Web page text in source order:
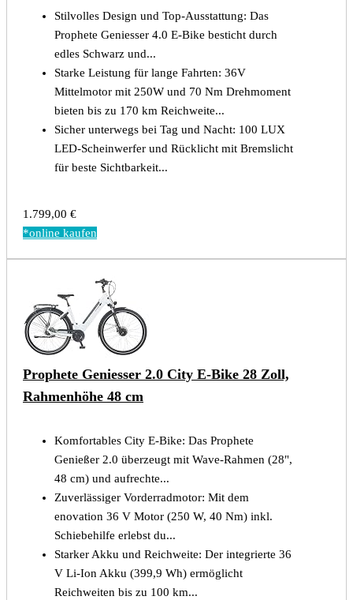
Stilvolles Design und Top-Ausstattung: Das
Prophete Geniesser 4.0 E-Bike besticht durch
edles Schwarz und...
Starke Leistung für lange Fahrten: 36V
Mittelmotor mit 250W und 70 Nm Drehmoment
bieten bis zu 170 km Reichweite...
Sicher unterwegs bei Tag und Nacht: 100 LUX
LED-Scheinwerfer und Rücklicht mit Bremslicht
für beste Sichtbarkeit...
1.799,00 €
*online kaufen
Prophete Geniesser 2.0 City E-Bike 28 Zoll,
Rahmenhöhe 48 cm
Komfortables City E-Bike: Das Prophete
Genießer 2.0 überzeugt mit Wave-Rahmen (28",
48 cm) und aufrechte...
Zuverlässiger Vorderradmotor: Mit dem
enovation 36 V Motor (250 W, 40 Nm) inkl.
Schiebehilfe erlebst du...
Starker Akku und Reichweite: Der integrierte 36
V Li-Ion Akku (399,9 Wh) ermöglicht
Reichweiten bis zu 100 km...